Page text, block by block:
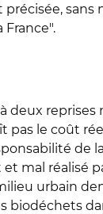
deux
pas le coût
de
mal réalisé
urbain
biodéchets